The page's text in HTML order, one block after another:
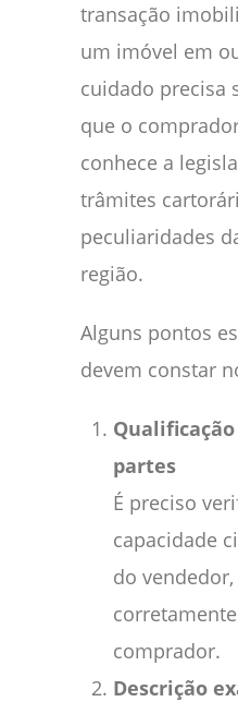
transação
um imóvel em
cuidado precisa
que o
conhece a
trâmites
peculiaridades
região.
Alguns pontos
devem constar
partes
É preciso
capacidade
do
comprador.
Descrição